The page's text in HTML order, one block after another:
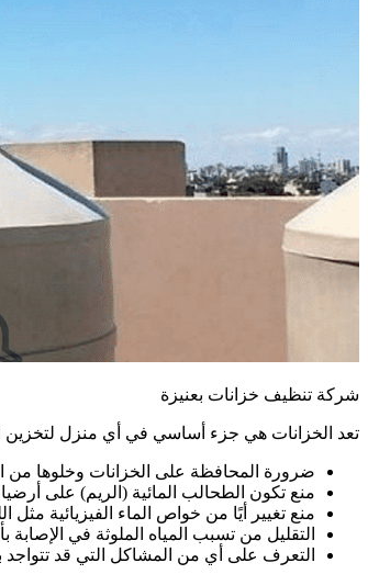
شركة تنظيف خزانات بعنيزة
تعد الخزانات هي جزء أساسي في أي منزل لتخزين
ضرورة المحافظة على الخزانات وخلوها من
منع تكون الطحالب المائية (الريم) على
منع تغيير أيًا من خواص الماء الفيزيائية مثل
التقليل من تسبب المياه الملوثة في
التعرف على أي من المشاكل التي قد